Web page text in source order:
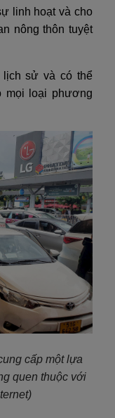
linh hoạt và cho
nông thôn tuyệt
sử và có thể
mọi loại phương
cấp một lựa
quen thuộc với